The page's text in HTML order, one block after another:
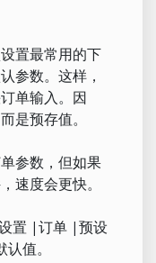
置最常用的下
参数。这样，
单输入。因
是预存值。
参数，但如果
速度会更快。
置 |订单 |预设
值。